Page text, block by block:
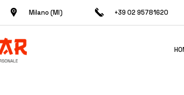
Milano (MI) +39 02 95781620